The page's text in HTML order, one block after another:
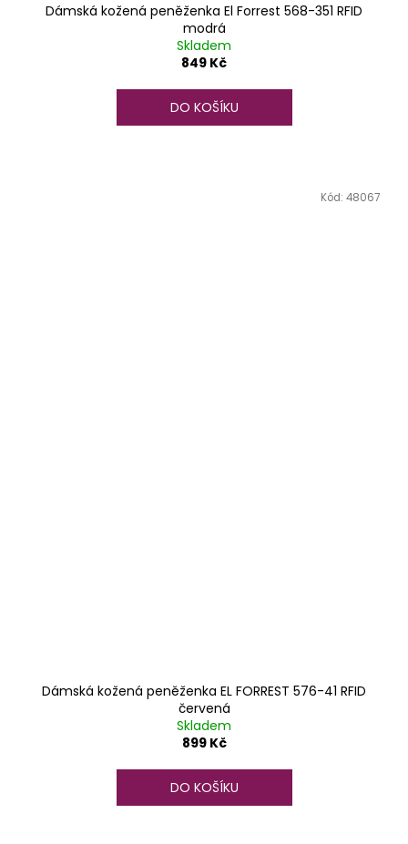
Dámská kožená peněženka El Forrest 568-351 RFID
modrá
Skladem
849 Kč
DO KOŠÍKU
Dámská kožená peněženka EL FORREST 576-41 RFID
červená
Skladem
899 Kč
DO KOŠÍKU
Kód: 48067